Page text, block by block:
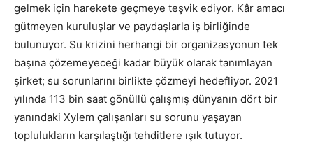
gelmek için harekete geçmeye teşvik ediyor. Kâr amacı
gütmeyen kuruluşlar ve paydaşlarla iş birliğinde
bulunuyor. Su krizini herhangi bir organizasyonun tek
başına çözemeyeceği kadar büyük olarak tanımlayan
şirket; su sorunlarını birlikte çözmeyi hedefliyor. 2021
yılında 113 bin saat gönüllü çalışmış dünyanın dört bir
yanındaki Xylem çalışanları su sorunu yaşayan
toplulukların karşılaştığı tehditlere ışık tutuyor.